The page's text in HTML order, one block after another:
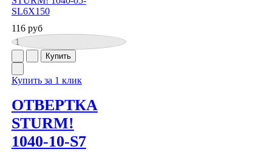
116 руб
Купить за 1 клик
ОТВЕРТКА
STURM!
1040-10-S7